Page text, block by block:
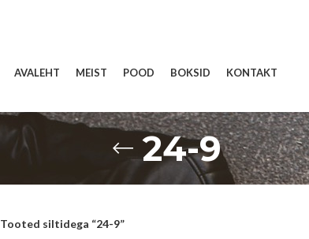
AVALEHT MEIST POOD BOKSID KONTAKT
24-9
Tooted siltidega “24-9”